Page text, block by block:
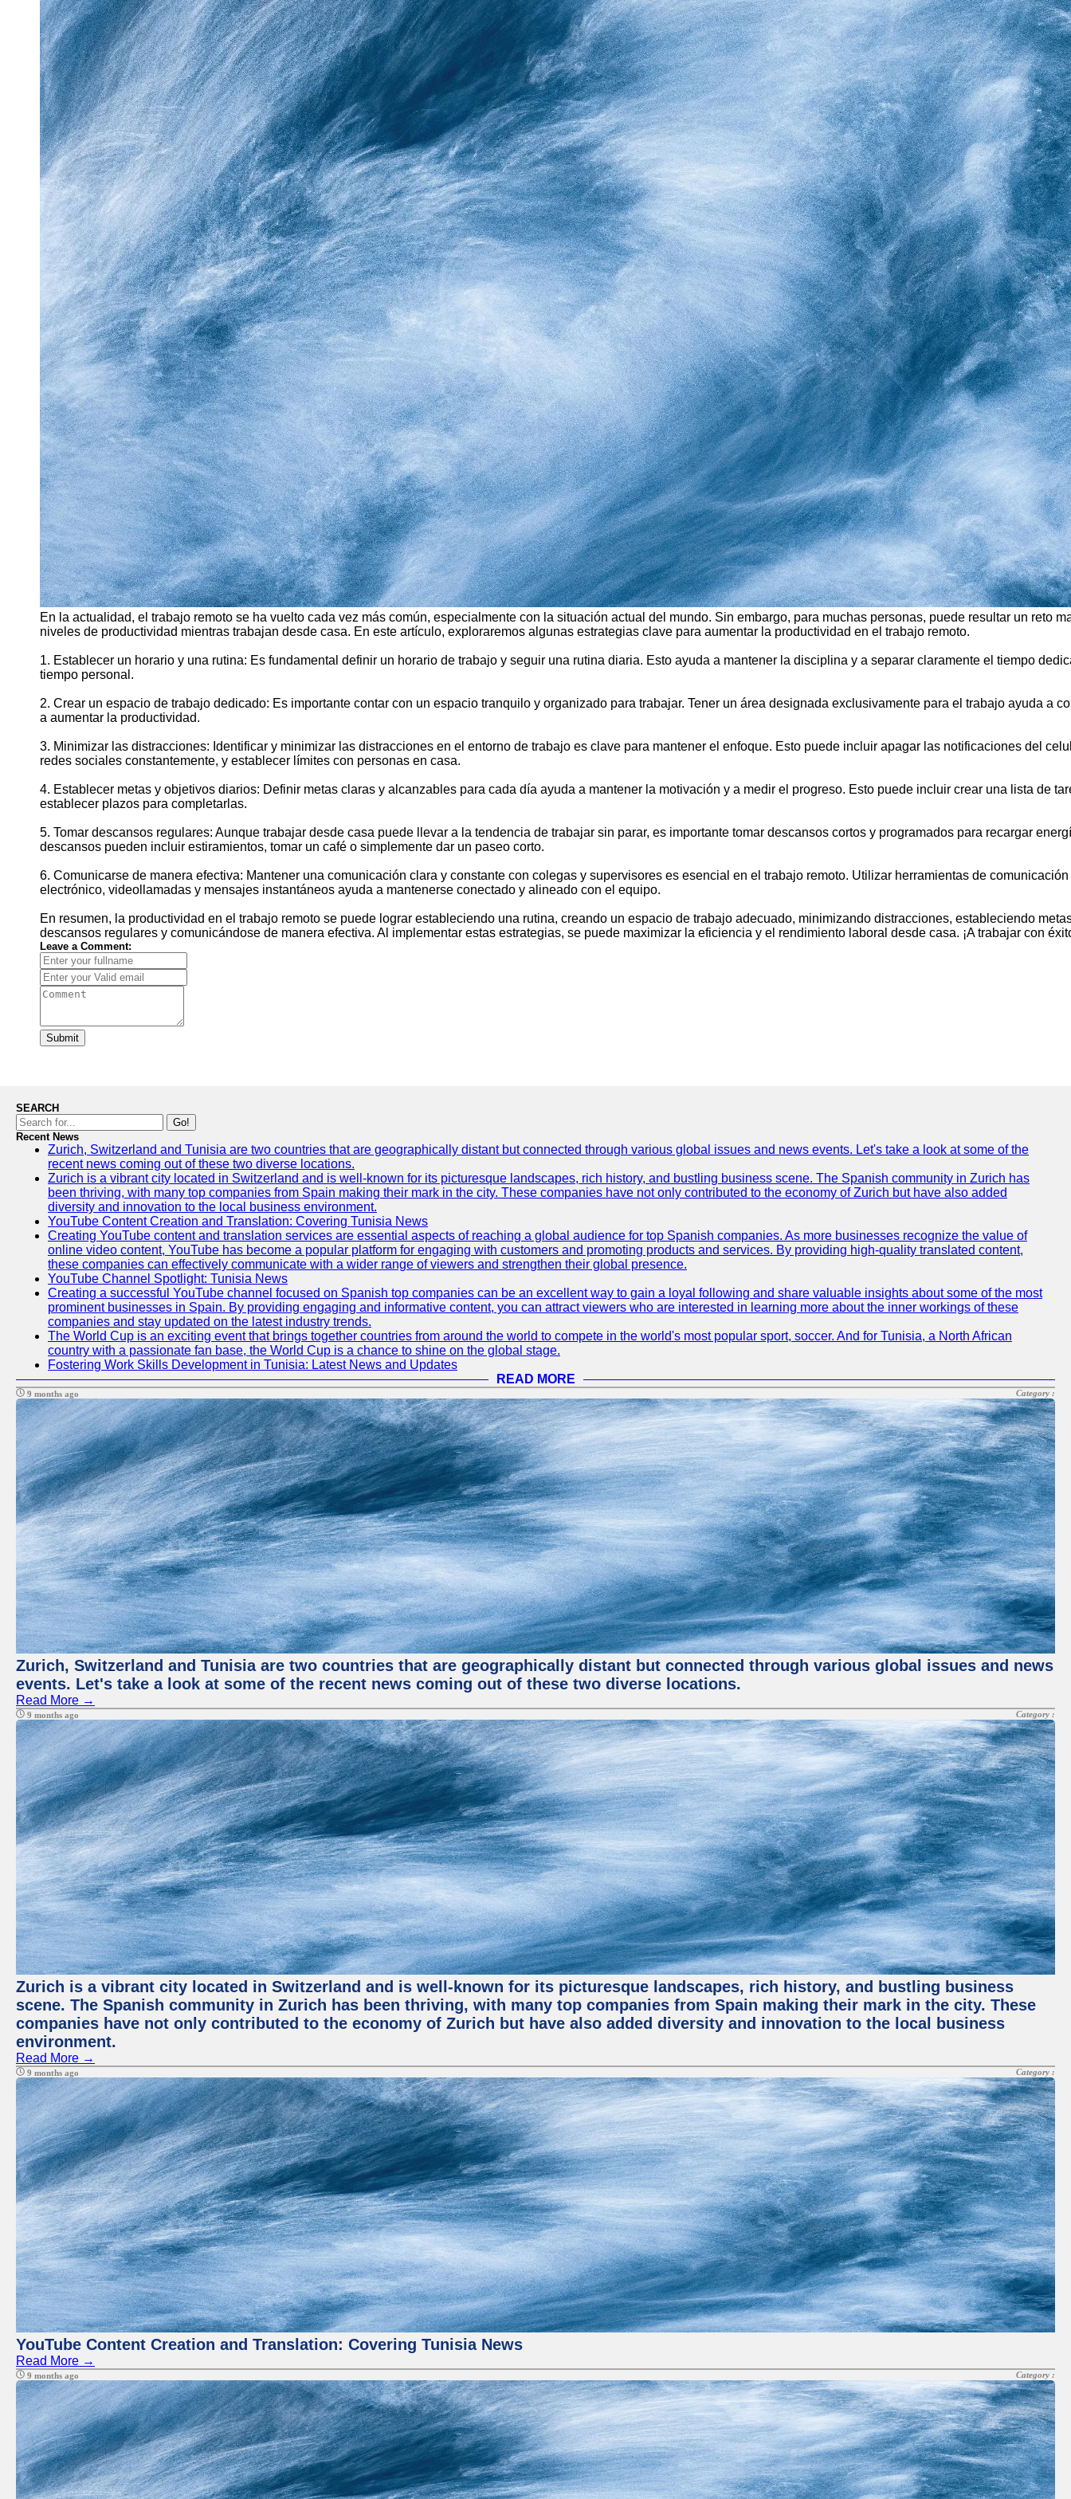
En la actualidad, el trabajo remoto se ha vuelto cada vez más común, especialmente con la situación actual del mundo. Sin embargo, para muchas personas, puede resultar un reto
niveles de productividad mientras trabajan desde casa. En este artículo, exploraremos algunas estrategias clave para aumentar la productividad en el trabajo remoto.
1. Establecer un horario y una rutina: Es fundamental definir un horario de trabajo y seguir una rutina diaria. Esto ayuda a mantener la disciplina y a separar claramente el tiempo
tiempo personal.
2. Crear un espacio de trabajo dedicado: Es importante contar con un espacio tranquilo y organizado para trabajar. Tener un área designada exclusivamente para el trabajo ayuda a
a aumentar la productividad.
3. Minimizar las distracciones: Identificar y minimizar las distracciones en el entorno de trabajo es clave para mantener el enfoque. Esto puede incluir apagar las notificaciones del
redes sociales constantemente, y establecer límites con personas en casa.
4. Establecer metas y objetivos diarios: Definir metas claras y alcanzables para cada día ayuda a mantener la motivación y a medir el progreso. Esto puede incluir crear una lista de
establecer plazos para completarlas.
5. Tomar descansos regulares: Aunque trabajar desde casa puede llevar a la tendencia de trabajar sin parar, es importante tomar descansos cortos y programados para recargar
descansos pueden incluir estiramientos, tomar un café o simplemente dar un paseo corto.
6. Comunicarse de manera efectiva: Mantener una comunicación clara y constante con colegas y supervisores es esencial en el trabajo remoto. Utilizar herramientas de
electrónico, videollamadas y mensajes instantáneos ayuda a mantenerse conectado y alineado con el equipo.
En resumen, la productividad en el trabajo remoto se puede lograr estableciendo una rutina, creando un espacio de trabajo adecuado, minimizando distracciones, estableciendo
descansos regulares y comunicándose de manera efectiva. Al implementar estas estrategias, se puede maximizar la eficiencia y el rendimiento laboral desde casa. ¡A trabajar con
Leave a Comment:
Submit
SEARCH
Go!
Recent News
Zurich, Switzerland and Tunisia are two countries that are geographically distant but connected through various global issues and news events. Let's take a look at some of the
recent news coming out of these two diverse locations.
Zurich is a vibrant city located in Switzerland and is well-known for its picturesque landscapes, rich history, and bustling business scene. The Spanish community in Zurich has
been thriving, with many top companies from Spain making their mark in the city. These companies have not only contributed to the economy of Zurich but have also added
diversity and innovation to the local business environment.
YouTube Content Creation and Translation: Covering Tunisia News
Creating YouTube content and translation services are essential aspects of reaching a global audience for top Spanish companies. As more businesses recognize the value of
online video content, YouTube has become a popular platform for engaging with customers and promoting products and services. By providing high-quality translated content,
these companies can effectively communicate with a wider range of viewers and strengthen their global presence.
YouTube Channel Spotlight: Tunisia News
Creating a successful YouTube channel focused on Spanish top companies can be an excellent way to gain a loyal following and share valuable insights about some of the most
prominent businesses in Spain. By providing engaging and informative content, you can attract viewers who are interested in learning more about the inner workings of these
companies and stay updated on the latest industry trends.
The World Cup is an exciting event that brings together countries from around the world to compete in the world's most popular sport, soccer. And for Tunisia, a North African
country with a passionate fan base, the World Cup is a chance to shine on the global stage.
Fostering Work Skills Development in Tunisia: Latest News and Updates
READ MORE
9 months ago Category :
Zurich, Switzerland and Tunisia are two countries that are geographically distant but connected through various global issues and news
events. Let's take a look at some of the recent news coming out of these two diverse locations.
Read More →
9 months ago Category :
Zurich is a vibrant city located in Switzerland and is well-known for its picturesque landscapes, rich history, and bustling business
scene. The Spanish community in Zurich has been thriving, with many top companies from Spain making their mark in the city. These
companies have not only contributed to the economy of Zurich but have also added diversity and innovation to the local business
environment.
Read More →
9 months ago Category :
YouTube Content Creation and Translation: Covering Tunisia News
Read More →
9 months ago Category :